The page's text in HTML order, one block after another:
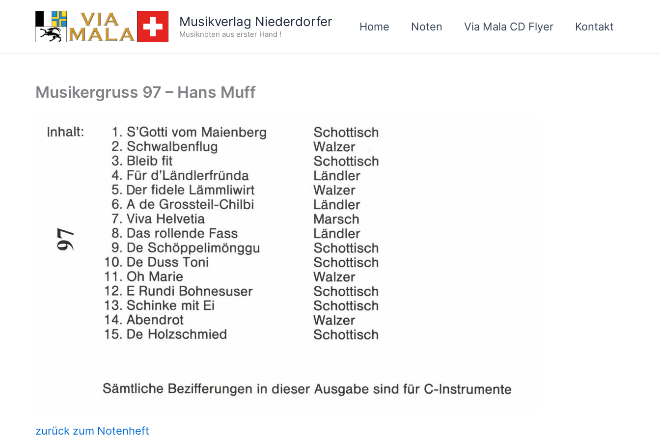
springen
Musikverlag Niederdorfer
Musiknoten aus erster Hand !
Home Noten Via Mala CD Flyer Kontakt
Musikergruss 97 – Hans Muff
zurück zum Notenheft